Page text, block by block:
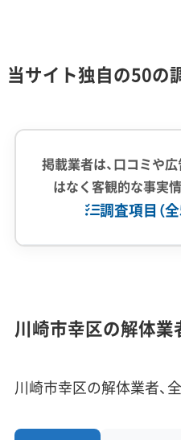
い補助金を用意しまし
相続をきっかけにした
ます。
解体工事・空き家
した、最大100万円の
当サイト独自の50の
掲載業者は、口コミや
はなく客観的な事実
調査項目（
従業員30人以上
中間処理場
川崎市幸区の解体業
川崎市幸区の解体業者、